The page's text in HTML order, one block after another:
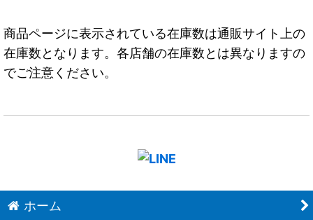
商品ページに表示されている在庫数は通販サイト上の
在庫数となります。各店舗の在庫数とは異なりますの
でご注意ください。
ホーム